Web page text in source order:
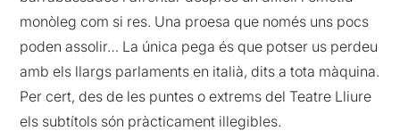
monòleg com si res. Una proesa que només uns pocs
poden assolir… La única pega és que potser us perdeu
amb els llargs parlaments en italià, dits a tota màquina.
Per cert, des de les puntes o extrems del Teatre Lliure
els subtítols són pràcticament illegibles.